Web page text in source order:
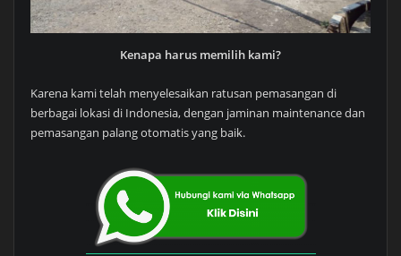
Kenapa harus memilih kami?
Karena kami telah menyelesaikan ratusan pemasangan di
berbagai lokasi di Indonesia, dengan jaminan maintenance dan
pemasangan palang otomatis yang baik.